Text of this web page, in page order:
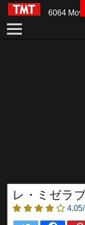
6064
レ・ミゼラ